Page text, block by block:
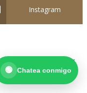
Instagram
🟢 Chatea conmigo